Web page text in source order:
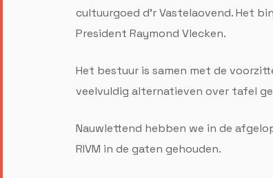
cultuurgoed d’r Vastelaovend. Het
President Raymond Vlecken.
Het bestuur is samen met de
veelvuldig alternatieven over tafel
Nauwlettend hebben we in de
RIVM in de gaten gehouden.